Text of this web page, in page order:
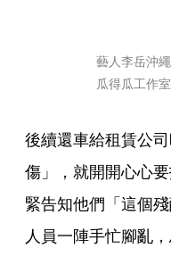
藝人李岳沖
瓜得瓜工作室
後續還車給租賃公
傷」，就開開心心
緊告知他們「這個
人員一陣手忙腳亂